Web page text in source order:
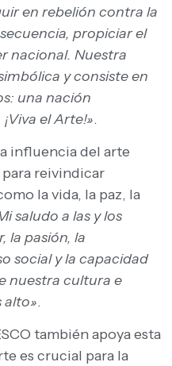
en rebelión contra la
propiciar el
nacional. Nuestra
y consiste en
una nación
el Arte!».
influencia del arte
reivindicar
la vida, la paz, la
saludo a las y los
la pasión, la
social y la capacidad
nuestra cultura e
alto».
también apoya esta
es crucial para la